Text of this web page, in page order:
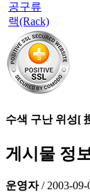
공구류
랙(Rack)
수색 구난 위성[
게시물 정
운영자 / 2003-